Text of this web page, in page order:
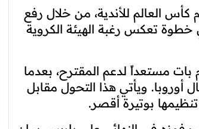
كأس العالم للأندية، من خلال رفع
من 32 إلى 48 فريقاً ابتداءً من نسخة 2029، في خطوة تعكس رغبة الهيئة الكروية
بات مستعداً لدعم المقترح، بعدما
ويأتي هذا التحول مقابل
بوتيرة أقصر.